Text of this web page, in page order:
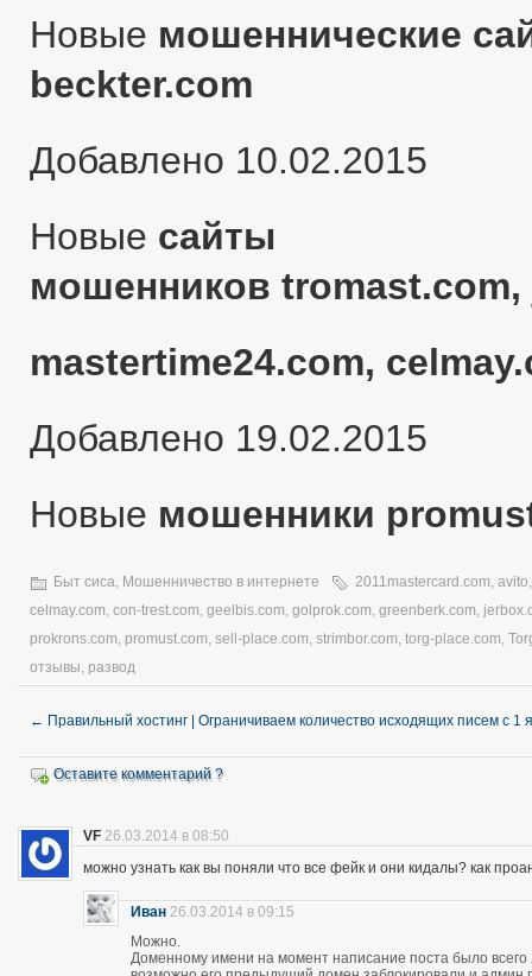
Новые мошеннические
beckter.com
Добавлено 10.02.2015
Новые сайты
мошенников
mastertime24.com,
Добавлено 19.02.2015
Новые мошенники
Быт сиса, Мошенничество в интернете 2011mastercard.com, avito
celmay.com, con-trest.com, geelbis.com, golprok.com, greenberk.com,
prokrons.com, promust.com, sell-place.com, strimbor.com, torg-place.com,
отзывы, развод
← Правильный хостинг | Ограничиваем количество исходящих писем с 1
Оставите комментарий ?
VF 26.03.2014 в 08:50
можно узнать как вы поняли что все фейк и они кидалы? как
Иван 26.03.2014 в 09:15
Можно.
Доменному имени на момент написание поста было